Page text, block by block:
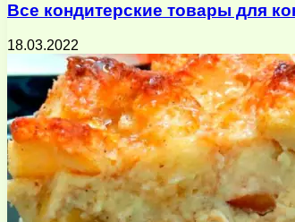
Все кондитерские товары для
18.03.2022